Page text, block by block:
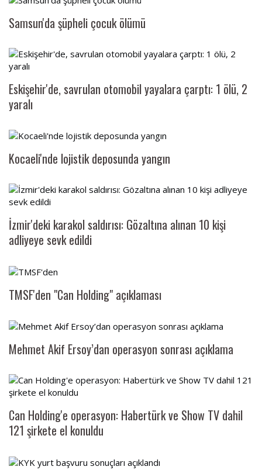
Samsun'da şüpheli çocuk ölümü
Eskişehir'de, savrulan otomobil yayalara çarptı: 1 ölü, 2
yaralı
Kocaeli'nde lojistik deposunda yangın
İzmir'deki karakol saldırısı: Gözaltına alınan 10 kişi
adliyeye sevk edildi
TMSF'den "Can Holding" açıklaması
Mehmet Akif Ersoy’dan operasyon sonrası açıklama
Can Holding'e operasyon: Habertürk ve Show TV dahil
121 şirkete el konuldu